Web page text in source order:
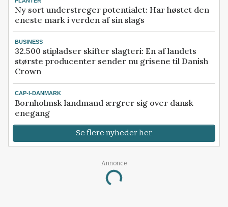
Ny sort understreger potentialet: Har høstet den
eneste mark i verden af sin slags
BUSINESS
32.500 stipladser skifter slagteri: En af landets
største producenter sender nu grisene til Danish
Crown
CAP-I-DANMARK
Bornholmsk landmand ærgrer sig over dansk
enegang
Se flere nyheder her
Annonce
Loading...